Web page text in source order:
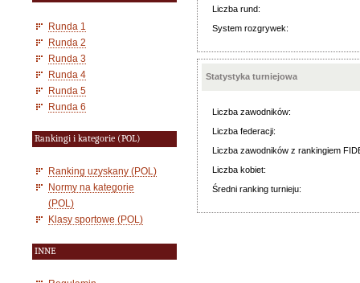
Runda 1
Runda 2
Runda 3
Runda 4
Runda 5
Runda 6
Rankingi i kategorie (POL)
Ranking uzyskany (POL)
Normy na kategorie
(POL)
Klasy sportowe (POL)
INNE
Liczba rund:
System rozgrywek:
Statystyka turniejowa
Liczba zawodników:
Liczba federacji:
Liczba zawodników z rankingiem
Liczba kobiet:
Średni ranking turnieju: